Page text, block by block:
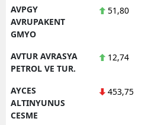
AVPGY
AVRUPAKENT
GMYO
51,80
AVTUR AVRASYA
PETROL VE TUR.
12,74
AYCES
ALTINYUNUS
CESME
453,75